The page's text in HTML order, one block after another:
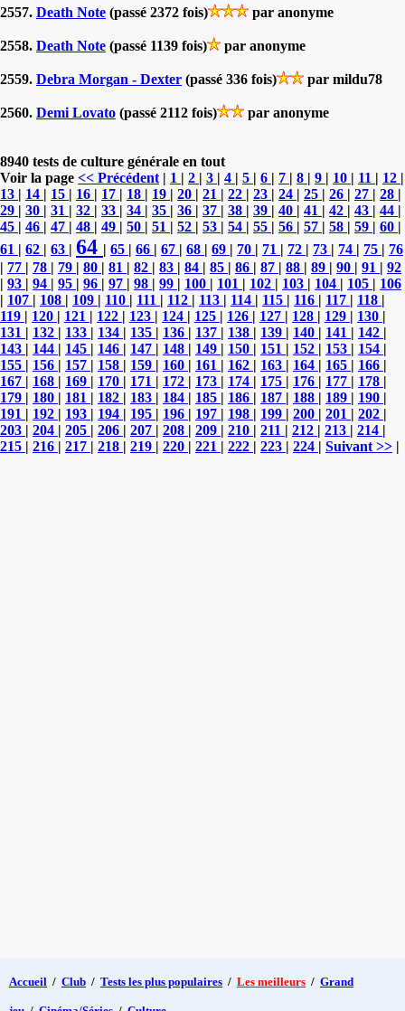
2557. Death Note (passé 2372 fois) par anonyme
2558. Death Note (passé 1139 fois) par anonyme
2559. Debra Morgan - Dexter (passé 336 fois) par mildu78
2560. Demi Lovato (passé 2112 fois) par anonyme
8940 tests de culture générale en tout
Voir la page << Précédent | 1 | 2 | 3 | 4 | 5 | 6 | 7 | 8 | 9 | 10 | 11 | 12 |
13 | 14 | 15 | 16 | 17 | 18 | 19 | 20 | 21 | 22 | 23 | 24 | 25 | 26 | 27 | 28 |
29 | 30 | 31 | 32 | 33 | 34 | 35 | 36 | 37 | 38 | 39 | 40 | 41 | 42 | 43 | 44 |
45 | 46 | 47 | 48 | 49 | 50 | 51 | 52 | 53 | 54 | 55 | 56 | 57 | 58 | 59 | 60 |
61 | 62 | 63 | 64 | 65 | 66 | 67 | 68 | 69 | 70 | 71 | 72 | 73 | 74 | 75 | 76
| 77 | 78 | 79 | 80 | 81 | 82 | 83 | 84 | 85 | 86 | 87 | 88 | 89 | 90 | 91 | 92
| 93 | 94 | 95 | 96 | 97 | 98 | 99 | 100 | 101 | 102 | 103 | 104 | 105 | 106
| 107 | 108 | 109 | 110 | 111 | 112 | 113 | 114 | 115 | 116 | 117 | 118 |
119 | 120 | 121 | 122 | 123 | 124 | 125 | 126 | 127 | 128 | 129 | 130 |
131 | 132 | 133 | 134 | 135 | 136 | 137 | 138 | 139 | 140 | 141 | 142 |
143 | 144 | 145 | 146 | 147 | 148 | 149 | 150 | 151 | 152 | 153 | 154 |
155 | 156 | 157 | 158 | 159 | 160 | 161 | 162 | 163 | 164 | 165 | 166 |
167 | 168 | 169 | 170 | 171 | 172 | 173 | 174 | 175 | 176 | 177 | 178 |
179 | 180 | 181 | 182 | 183 | 184 | 185 | 186 | 187 | 188 | 189 | 190 |
191 | 192 | 193 | 194 | 195 | 196 | 197 | 198 | 199 | 200 | 201 | 202 |
203 | 204 | 205 | 206 | 207 | 208 | 209 | 210 | 211 | 212 | 213 | 214 |
215 | 216 | 217 | 218 | 219 | 220 | 221 | 222 | 223 | 224 | Suivant >> |
Accueil / Club / Tests les plus populaires / Les meilleurs / Grand